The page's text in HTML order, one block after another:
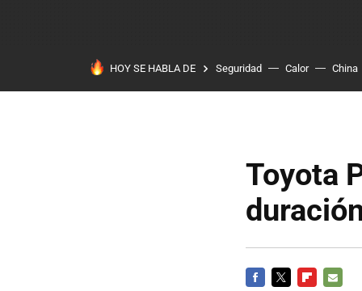
HOY SE HABLA DE Seguridad Calor China
Toyota